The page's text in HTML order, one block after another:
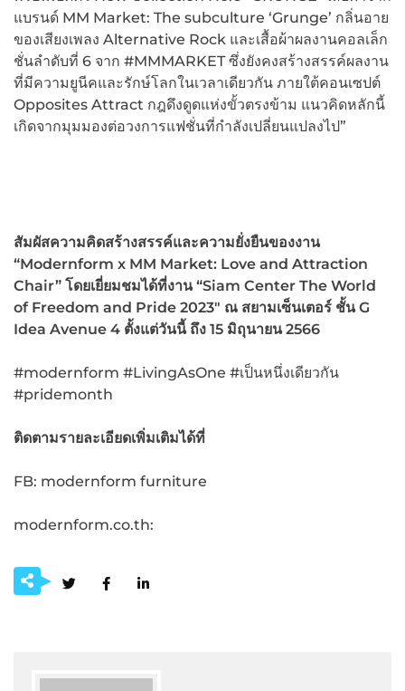
แบรนด์ MM Market: The subculture ‘Grunge’ กลิ่นอาย
ของเสียงเพลง Alternative Rock และเสื้อผ้าผลงานคอลเล็ก
ชั่นลำดับที่ 6 จาก #MMMARKET ซึ่งยังคงสร้างสรรค์ผลงาน
ที่มีความยูนีคและรักษ์โลกในเวลาเดียวกัน ภายใต้คอนเซปต์
Opposites Attract กฎดึงดูดแห่งขั้วตรงข้าม แนวคิดหลักนี้
เกิดจากมุมมองต่อวงการแฟชั่นที่กำลังเปลี่ยนแปลงไป”
สัมผัสความคิดสร้างสรรค์และความยั่งยืนของงาน
“Modernform x MM Market: Love and Attraction
Chair” โดยเยี่ยมชมได้ที่งาน “Siam Center The World
of Freedom and Pride 2023″ ณ สยามเซ็นเตอร์ ชั้น G
Idea Avenue 4 ตั้งแต่วันนี้ ถึง 15 มิถุนายน2566
#modernform #LivingAsOne #เป็นหนึ่งเดียวกัน
#pridemonth
ติดตามรายละเอียดเพิ่มเติมได้ที่
FB: modernform furniture
modernform.co.th: